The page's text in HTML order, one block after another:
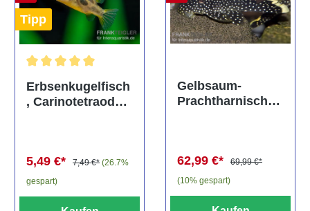
Tipp
Durchschnittliche Bewertung von 5 von 5 Sternen
Erbsenkugelfisch
, Carinotetraodon
5,49 €* 7,49 €* (26.7%
gespart)
Gelbsaum-
Prachtharnischw
62,99 €*
69,99 €*
(10% gespart)